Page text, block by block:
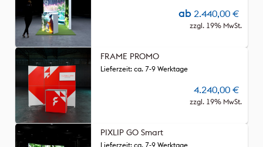
ab 2.440,00 €
zzgl. 19% MwSt.
FRAME PROMO
Lieferzeit: ca. 7-9 Werktage
4.240,00 €
zzgl. 19% MwSt.
PIXLIP GO Smart
Lieferzeit: ca. 7-9 Werktage